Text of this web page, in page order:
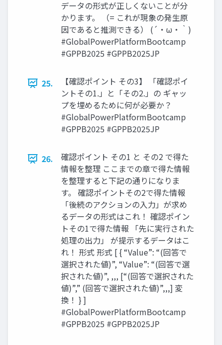
データの形式が正しくないことが分
かります。 （= これが現象の発生原
因であると推測できる） (´・ω・｀)
#GlobalPowerPlatformBootcamp
#GPPB2025 #GPPB2025JP
25.
【確認ポイント その3】 「確認ポイ
ントその1.」と「その2.」の ギャッ
プを埋めるために何が必要か？
#GlobalPowerPlatformBootcamp
#GPPB2025 #GPPB2025JP
26.
確認ポイント その1 と その2 で得た
情報を整理 ここまでの章で得た情報
を整理すると下記の通りになりま
す。 確認ポイントその2で得た情報
「後続のアクションの入力」が求め
るデータの形式はこれ！ 確認ポイン
トその1で得た情報 「先に実行された
処理の出力」 が提示するデータはこ
れ！ 形式 形式 [ { “Value”: “(回答で
選択された値)”, “Value”: “(回答で選
択された値)”, ,,, [“(回答で選択された
値)”,” (回答で選択された値)”,,,] 変
換！ } ]
#GlobalPowerPlatformBootcamp
#GPPB2025 #GPPB2025JP